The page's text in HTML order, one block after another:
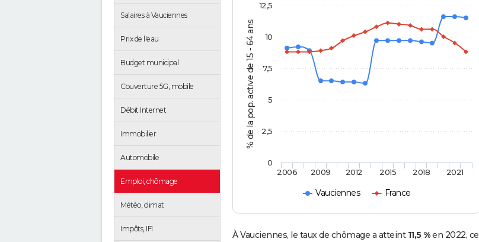
Salaires à Vauciennes
Prix de l'eau
Budget municipal
Couverture 5G, mobile
Débit Internet
Immobilier
Automobile
Emploi, chômage
Météo, climat
Impôts, IFI
% de la pop. active de 15 - 64 ans
Vauciennes France
2006 2009 2012 2015 2018 2021
0
2,5
5
7,5
10
12,5
À Vauciennes, le taux de chômage a atteint 11,5 %en 2022, ce